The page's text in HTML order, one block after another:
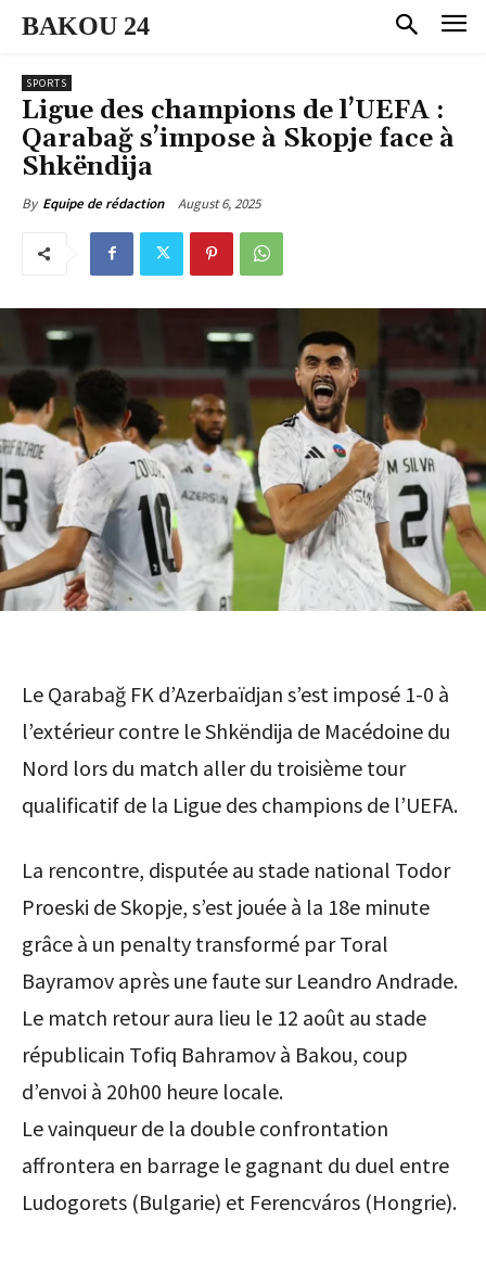
BAKOU 24
SPORTS
Ligue des champions de l’UEFA :
Qarabağ s’impose à Skopje face à
Shkëndija
By Equipe de rédaction August 6, 2025
Le Qarabağ FK d’Azerbaïdjan s’est imposé 1-0 à
l’extérieur contre le Shkëndija de Macédoine du
Nord lors du match aller du troisième tour
qualificatif de la Ligue des champions de l’UEFA.
La rencontre, disputée au stade national Todor
Proeski de Skopje, s’est jouée à la 18e minute
grâce à un penalty transformé par Toral
Bayramov après une faute sur Leandro Andrade.
Le match retour aura lieu le 12 août au stade
républicain Tofiq Bahramov à Bakou, coup
d’envoi à 20h00 heure locale.
Le vainqueur de la double confrontation
affrontera en barrage le gagnant du duel entre
Ludogorets (Bulgarie) et Ferencváros (Hongrie).